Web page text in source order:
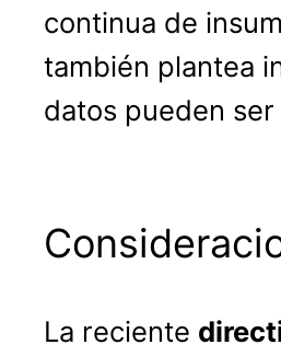
continua de
también plantea
datos pueden
La reciente